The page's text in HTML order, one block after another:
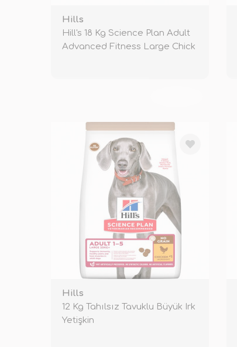
Hills
Hill's 18 Kg Science Plan Adult
Advanced Fitness Large Chick
Hills
12 Kg Tahılsız Tavuklu Büyük Irk
Yetişkin